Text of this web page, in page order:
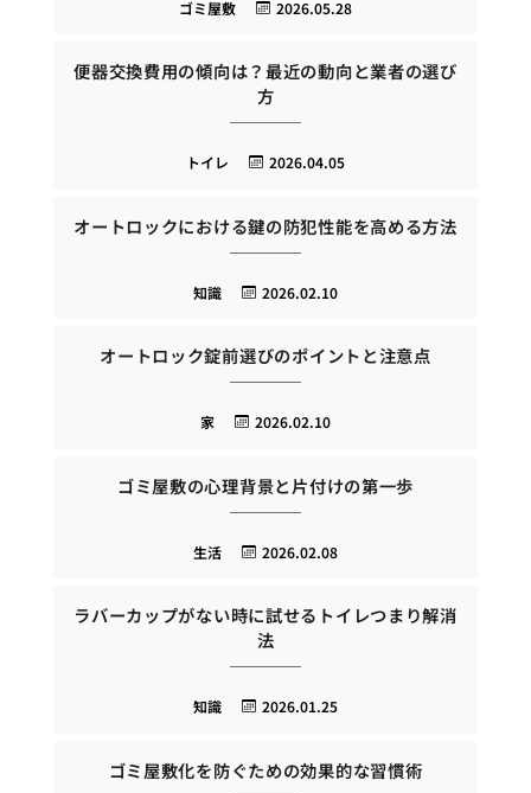
2026.05.28
ゴミ屋敷
便器交換費用の傾向は？最近の動向と業者の選び
方
2026.04.05
トイレ
オートロックにおける鍵の防犯性能を高める方法
2026.02.10
知識
オートロック錠前選びのポイントと注意点
2026.02.10
家
ゴミ屋敷の心理背景と片付けの第一歩
2026.02.08
生活
ラバーカップがない時に試せるトイレつまり解消
法
2026.01.25
知識
ゴミ屋敷化を防ぐための効果的な習慣術